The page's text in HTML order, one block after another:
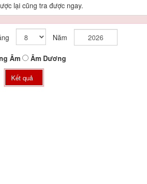
lại cũng tra được ngay.
Năm
Âm Âm Dương
Kết quả